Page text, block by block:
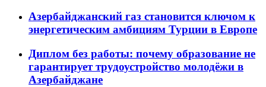
Азербайджанский газ становится ключом к
энергетическим амбициям Турции в Европе
Диплом без работы: почему образование не
гарантирует трудоустройство молодёжи в
Азербайджане